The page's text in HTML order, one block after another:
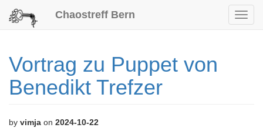
Chaostreff Bern
Vortrag zu Puppet von
Benedikt Trefzer
by vimja on 2024-10-22